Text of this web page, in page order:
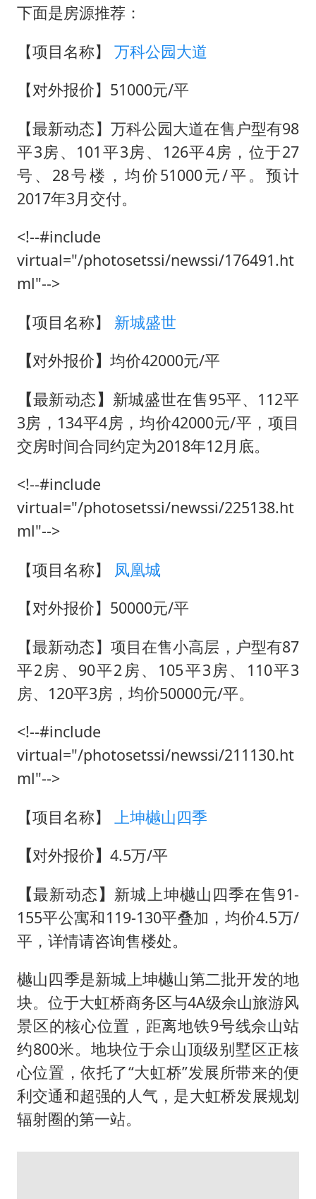
下面是房源推荐：
【项目名称】
万科公园大道
【对外报价】51000元/平
【最新动态】万科公园大道在售户型有98
平3房、101平3房、126平4房，位于27
号、28号楼，均价51000元/平。预计
2017年3月交付。
<!--#include
virtual="/photosetssi/newssi/176491.ht
ml"-->
【项目名称】
新城盛世
【对外报价】 均价42000元/平
【最新动态】 新城盛世在售95平、112平
3房，134平4房，均价42000元/平，项目
交房时间合同约定为2018年12月底。
<!--#include
virtual="/photosetssi/newssi/225138.ht
ml"-->
【项目名称】
凤凰城
【对外报价】50000元/平
【最新动态】项目在售小高层，户型有87
平2房、90平2房、105平3房、110平3
房、120平3房，均价50000元/平。
<!--#include
virtual="/photosetssi/newssi/211130.ht
ml"-->
【项目名称】
上坤樾山四季
【对外报价】 4.5万/平
【最新动态】 新城上坤樾山四季在售91-
155平公寓和119-130平叠加，均价4.5万/
平，详情请咨询售楼处。
樾山四季是新城上坤樾山第二批开发的地
块。位于大虹桥商务区与4A级佘山旅游风
景区的核心位置，距离地铁9号线佘山站
约800米。地块位于佘山顶级别墅区正核
心位置，依托了“大虹桥”发展所带来的便
利交通和超强的人气，是大虹桥发展规划
辐射圈的第一站。